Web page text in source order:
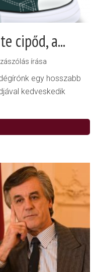
cipőd, a...
írása
egy hosszabb
kedveskedik